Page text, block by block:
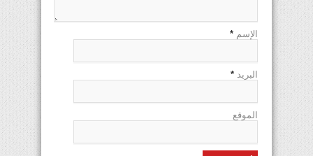
الإسم *
البريد *
الموقع